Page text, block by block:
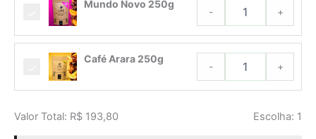
Mundo Novo 250g
-
Novo
250g
quantidade
+
Café Arara 250g
-
Arara
250g
quantidade
+
Valor Total: R$ 193,80 Escolha: 1